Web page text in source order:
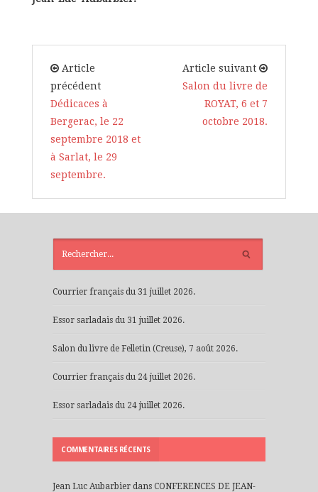
Article
précédent
Dédicaces à
Bergerac, le 22
septembre 2018 et
à Sarlat, le 29
septembre.
Article suivant
Salon du livre de
ROYAT, 6 et 7
octobre 2018.
Courrier français du 31 juillet 2026.
Essor sarladais du 31 juillet 2026.
Salon du livre de Felletin (Creuse), 7 août 2026.
Courrier français du 24 juillet 2026.
Essor sarladais du 24 juillet 2026.
COMMENTAIRES RÉCENTS
Jean Luc Aubarbier dans CONFERENCES DE JEAN-